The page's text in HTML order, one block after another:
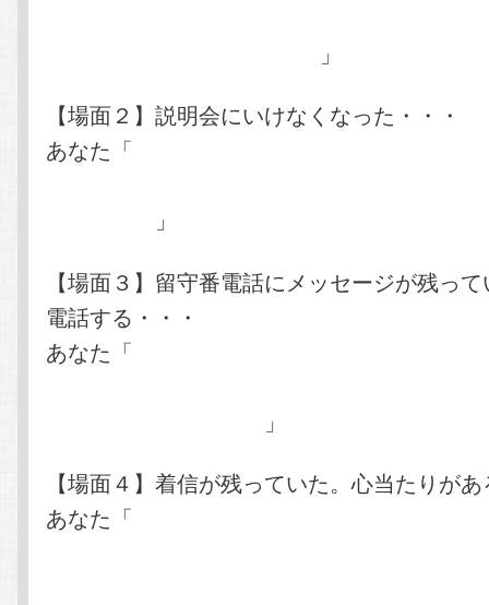
」
【場面２】説明会にいけなくなった・・・
あなた「
」
【場面３】留守番電話にメッセージが残っ
電話する・・・
あなた「
」
【場面４】着信が残っていた。心当たりが
あなた「